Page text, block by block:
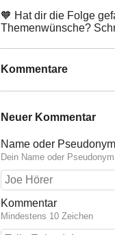
🧡 Hat dir die Folge
Themenwünsche?
Kommentare
Neuer Kommentar
Name oder Pseudonym
Dein Name oder
Kommentar
Mindestens 10 Zeichen